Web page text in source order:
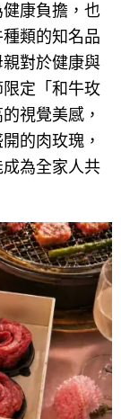
康負擔，也
類的知名品
對於健康與
定「和牛玫
視覺美感，
的肉玫瑰，
為全家人共